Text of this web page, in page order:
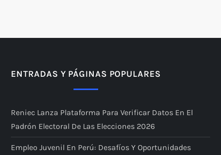
ENTRADAS Y PÁGINAS POPULARES
Reniec Lanza Plataforma Para Verificar Datos En El
Padrón Electoral De Las Elecciones 2026
Empleo Juvenil En Perú: Desafíos Y Oportunidades